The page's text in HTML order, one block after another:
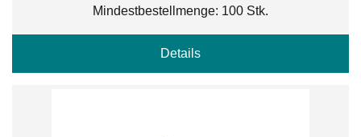
Mindestbestellmenge: 100 Stk.
Details